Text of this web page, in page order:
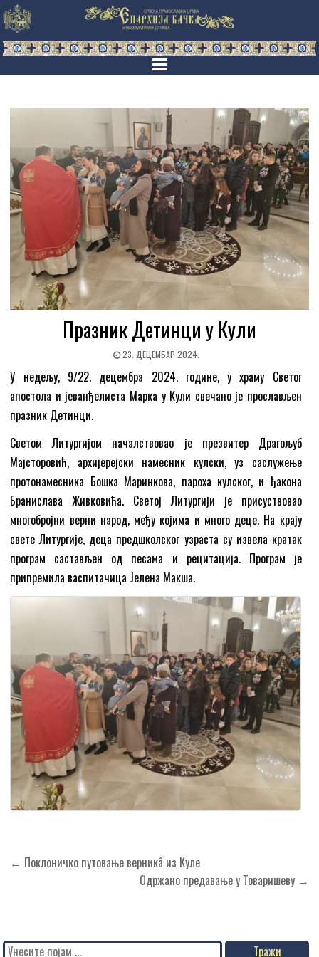
Празник Детинци у Кули
23. ДЕЦЕМБАР 2024.
У недељу, 9/22. децембра 2024. године, у храму Светог
апостола и јеванђелиста Марка у Кули свечано је прослављен
празник Детинци.
Светом Литургијом началствовао је презвитер Драгољуб
Мајсторовић, архијерејски намесник кулски, уз саслужење
протонамесника Бошка Маринкова, пароха кулског, и ђакона
Бранислава Живковића. Светој Литургији је присуствовао
многобројни верни народ, међу којима и много деце. На крају
свете Литургије, деца предшколског узраста су извела кратак
програм састављен од песама и рецитација. Програм је
припремила васпитачица Јелена Макша.
Кретање
← Поклоничко путовање верникâ из Куле
Одржано предавање у Товаришеву →
Search